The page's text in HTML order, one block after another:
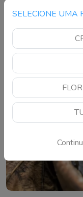
SELECIONE UMA
do Ensino
resultados de Santa